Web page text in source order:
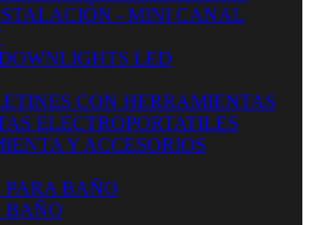
- MINI CANAL
LED
CON HERRAMIENTAS
ELECTROPORTATILES
Y ACCESORIOS
PARA BAÑO
BAÑO